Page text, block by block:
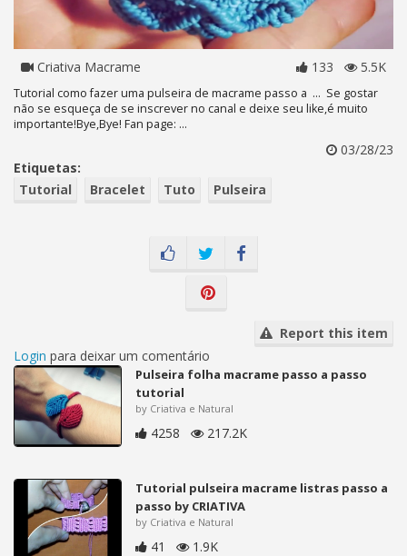
Criativa Macrame 133 5.5K
Tutorial como fazer uma pulseira de macrame passo a ... Se gostar
não se esqueça de se inscrever no canal e deixe seu like,é muito
importante!Bye,Bye! Fan page: ...
03/28/23
Etiquetas:
Tutorial
Bracelet Tuto Pulseira
Report this item
Login para deixar um comentário
Pulseira folha macrame passo a passo
tutorial
by Criativa e Natural
4258 217.2K
Tutorial pulseira macrame listras passo a
passo by CRIATIVA
by Criativa e Natural
41 1.9K